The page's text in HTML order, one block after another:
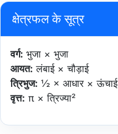
क्षेत्रफल के सूत्र
वर्ग: भुजा × भुजा
आयत: लंबाई × चौड़ाई
त्रिभुज: ½ × आधार × ऊंचाई
वृत्त: π × त्रिज्या²